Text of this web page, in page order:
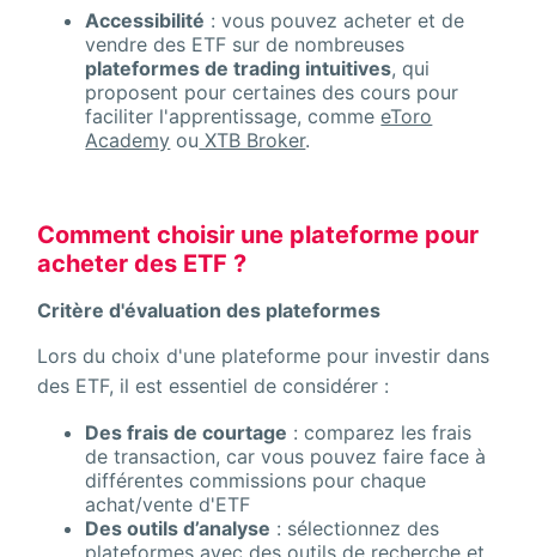
Accessibilité : vous pouvez acheter et de
vendre des ETF sur de nombreuses
plateformes de trading intuitives, qui
proposent pour certaines des cours pour
faciliter l'apprentissage, commeeToro
Academy ou XTB Broker.
Comment choisir une plateforme pour
acheter des ETF ?
Critère d'évaluation des plateformes
Lors du choix d'une plateforme pour investir dans
des ETF, il est essentiel de considérer :
Des frais de courtage : comparez les frais
de transaction, car vous pouvez faire face à
différentes commissions pour chaque
achat/vente d'ETF
Des outils d’analyse : sélectionnez des
plateformes avec des outils de recherche et